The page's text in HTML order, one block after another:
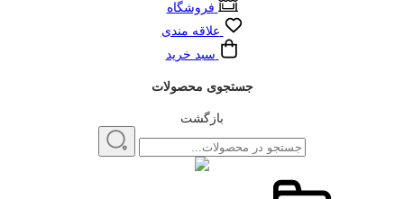
فروشگاه
علاقه مندی
سبد خرید
جستجوی محصولات
بازگشت